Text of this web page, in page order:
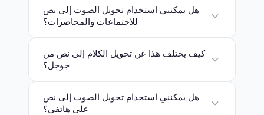
هل يمكنني استخدام تحويل الصوت إلى نص
للاجتماعات والمحاضرات؟
كيف يختلف هذا عن تحويل الكلام إلى نص من
جوجل؟
هل يمكنني استخدام تحويل الصوت إلى نص
على هاتفي؟